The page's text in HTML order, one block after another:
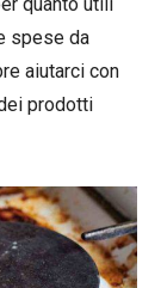
spese da
aiutarci con
prodotti